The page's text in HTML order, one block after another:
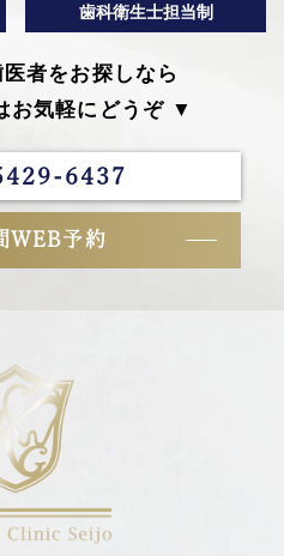
歯科衛生士担当制
者をお探しなら
お気軽にどうぞ ▼
6437
WEB予約